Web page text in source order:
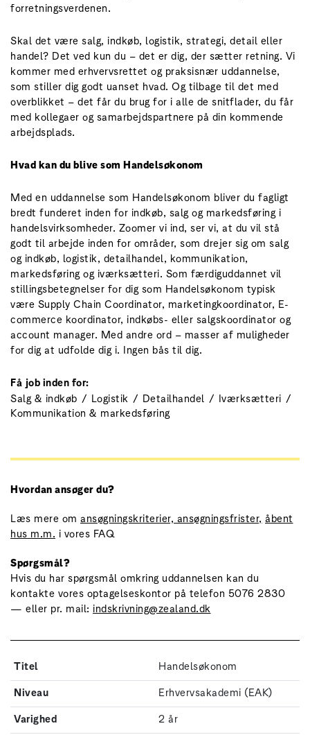
forretningsverdenen.
Skal det være salg, indkøb, logistik, strategi, detail eller
handel? Det ved kun du – det er dig, der sætter retning. Vi
kommer med erhvervsrettet og praksisnær uddannelse,
som stiller dig godt uanset hvad. Og tilbage til det med
overblikket – det får du brug for i alle de snitflader, du får
med kollegaer og samarbejdspartnere på din kommende
arbejdsplads.
Hvad kan du blive som Handelsøkonom
Med en uddannelse som Handelsøkonom bliver du fagligt
bredt funderet inden for indkøb, salg og markedsføring i
handelsvirksomheder. Zoomer vi ind, ser vi, at du vil stå
godt til arbejde inden for områder, som drejer sig om salg
og indkøb, logistik, detailhandel, kommunikation,
markedsføring og iværksætteri. Som færdiguddannet vil
stillingsbetegnelser for dig som Handelsøkonom typisk
være Supply Chain Coordinator, marketingkoordinator, E-
commerce koordinator, indkøbs- eller salgskoordinator og
account manager. Med andre ord – masser af muligheder
for dig at udfolde dig i. Ingen bås til dig.
Få job inden for:
Salg & indkøb
Logistik Detailhandel
Iværksætteri
Kommunikation & markedsføring
Hvordan ansøger du?
Læs mere om ansøgningskriterier, ansøgningsfrister, åbent
hus m.m. i vores FAQ
Spørgsmål?
Hvis du har spørgsmål omkring uddannelsen kan du
kontakte vores optagelseskontor på telefon 5076 2830
— eller pr. mail: indskrivning@zealand.dk
Titel
Handelsøkonom
Niveau
Erhvervsakademi (EAK)
Varighed
2 år